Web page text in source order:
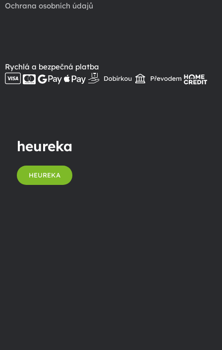
Ochrana osobních údajů
Rychlá a bezpečná platba
heureka
HEUREKA